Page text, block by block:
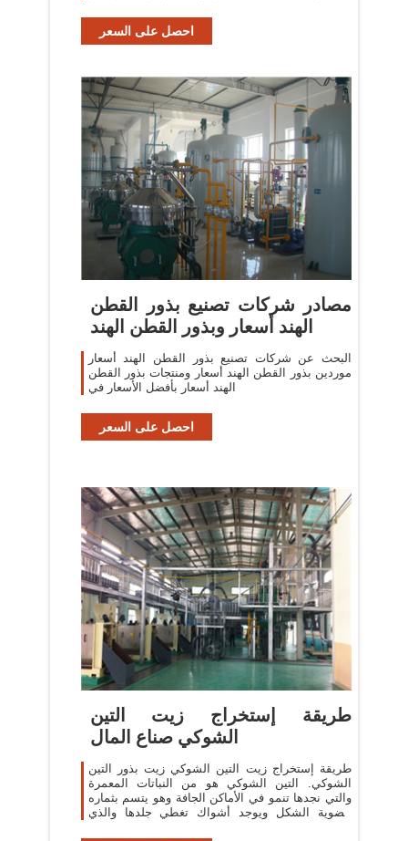
احصل على السعر
مصادر شركات تصنيع بذور القطن
الهند أسعار وبذور القطن الهند
البحث عن شركات تصنيع بذور القطن الهند أسعار
موردين بذور القطن الهند أسعار ومنتجات بذور القطن
الهند أسعار بأفضل الأسعار في
احصل على السعر
طريقة إستخراج زيت التين
الشوكي صناع المال
طريقة إستخراج زيت التين الشوكي زيت بذور التين
الشوكي. التين الشوكي هو من النباتات المعمرة
والتي نجدها تنمو في الأماكن الجافة وهو يتسم بثماره
بيضوية الشكل ويوجد أشواك تغطي جلدها والذي